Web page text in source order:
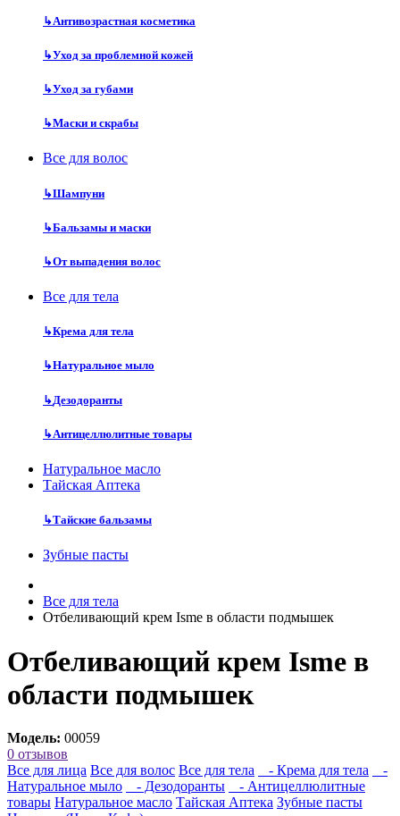
↳Антивозрастная косметика
↳Уход за проблемной кожей
↳Уход за губами
↳Маски и скрабы
Все для волос
↳Шампуни
↳Бальзамы и маски
↳От выпадения волос
Все для тела
↳Крема для тела
↳Натуральное мыло
↳Дезодоранты
↳Антицеллюлитные товары
Натуральное масло
Тайская Аптека
↳Тайские бальзамы
Зубные пасты
Все для тела
Отбеливающий крем Isme в области подмышек
Отбеливающий крем Isme в
области подмышек
Модель: 00059
0 отзывов
Все для лица Все для волос Все для тела - Крема для тела
-
Натуральное мыло
- Дезодоранты
- Антицеллюлитные
товары Натуральное масло Тайская Аптека Зубные пасты